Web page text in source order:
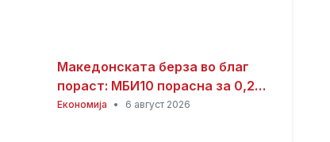
Македонската берза во благ
пораст: МБИ10 порасна за 0,26
отсто, најтргувани акциите на
Економија • 6 август 2026